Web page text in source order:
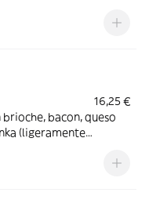
16,25 €
bacon, queso
(ligeramente
bacon and Panka